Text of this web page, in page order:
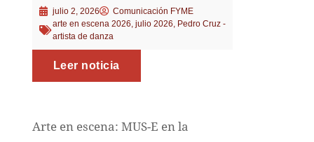
julio 2, 2026
Comunicación FYME
arte en escena 2026 julio 2026 Pedro Cruz -
artista de danza
Leer noticia
Arte en escena: MUS-E en la